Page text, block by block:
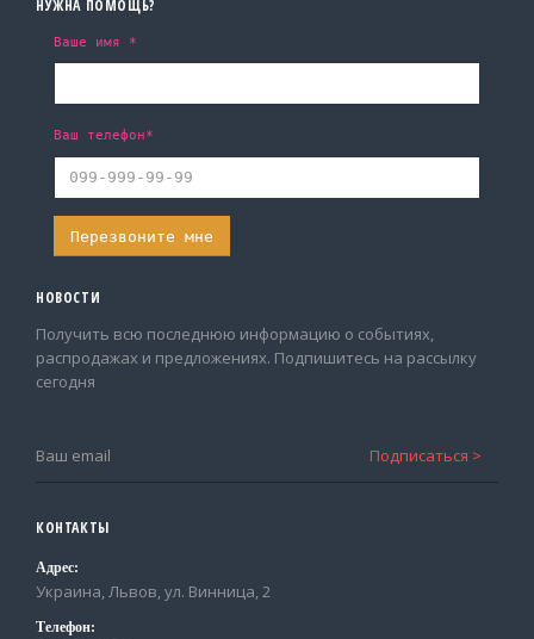
НУЖНА ПОМОЩЬ?
Ваше имя *
Ваш телефон*
НОВОСТИ
Получить всю последнюю информацию о событиях,
распродажах и предложениях. Подпишитесь на рассылку
сегодня
КОНТАКТЫ
Адрес:
Украина, Львов, ул. Винница, 2
Телефон: